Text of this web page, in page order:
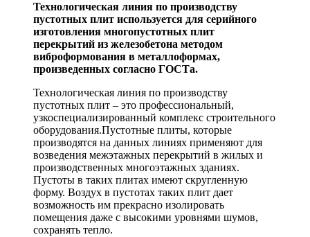
Технологическая линия по производству
пустотных плит используется для серийного
изготовления многопустотных плит
перекрытий из железобетона методом
виброформования в металлоформах,
произведенных согласно ГОСТа.
Технологическая линия по производству
пустотных плит – это профессиональный,
узкоспециализированный комплекс строительного
оборудования.Пустотные плиты, которые
производятся на данных линиях применяют для
возведения межэтажных перекрытий в жилых и
производственных многоэтажных зданиях.
Пустоты в таких плитах имеют скругленную
форму. Воздух в пустотах таких плит дает
возможность им прекрасно изолировать
помещения даже с высокими уровнями шумов,
сохранять тепло.